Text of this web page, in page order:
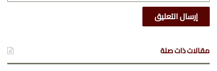
مقالات ذات صلة